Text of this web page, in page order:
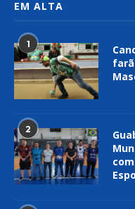
EM ALTA
1
2